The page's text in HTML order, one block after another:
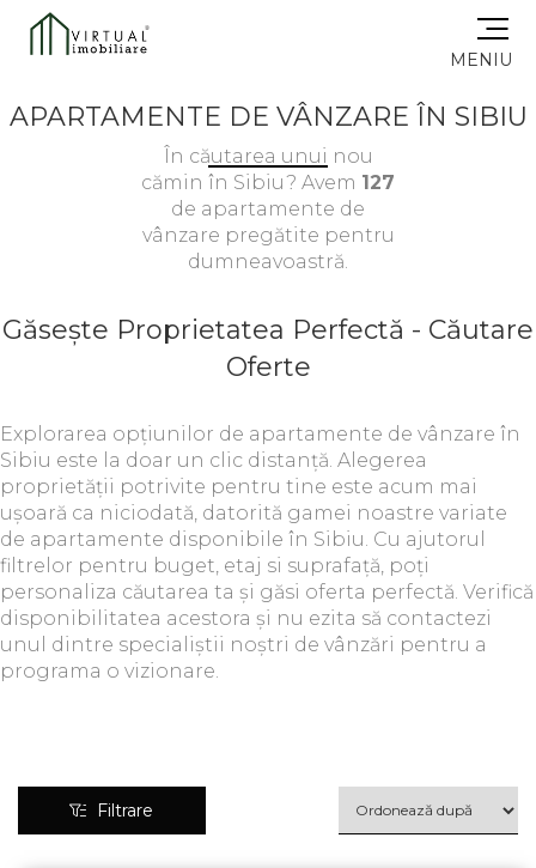
MENIU
APARTAMENTE DE VÂNZARE ÎN SIBIU
În căutarea unui nou
cămin în Sibiu? Avem 127
de apartamente de
vânzare pregătite pentru
dumneavoastră.
Găsește Proprietatea Perfectă - Căutare
Oferte
Explorarea opțiunilor de apartamente de vânzare în
Sibiu este la doar un clic distanță. Alegerea
proprietății potrivite pentru tine este acum mai
ușoară ca niciodată, datorită gamei noastre variate
de apartamente disponibile în Sibiu. Cu ajutorul
filtrelor pentru buget, etaj si suprafață, poți
personaliza căutarea ta și găsi oferta perfectă. Verifică
disponibilitatea acestora și nu ezita să contactezi
unul dintre specialiștii noștri de vânzări pentru a
programa o vizionare.
Filtrare